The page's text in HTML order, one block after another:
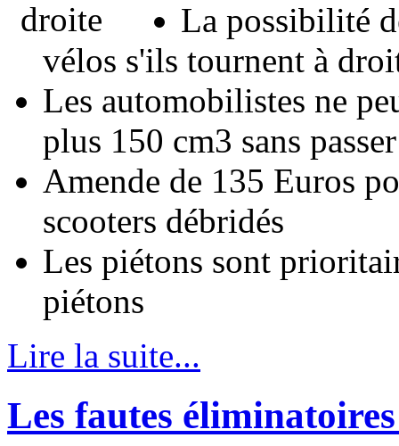
La possibilité
vélos s'ils tournent à
Les automobilistes ne
plus 150 cm3 sans
Amende de 135 Euros
scooters débridés
Les piétons sont
piétons
Lire la suite...
Les fautes